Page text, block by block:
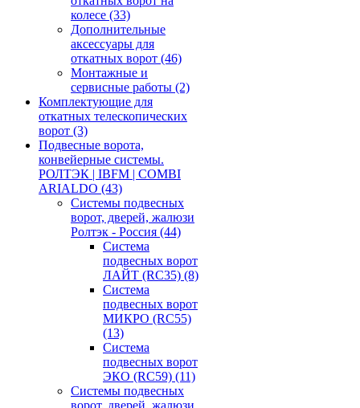
колесе (33)
Дополнительные
аксессуары для
откатных ворот (46)
Монтажные и
сервисные работы (2)
Комплектующие для
откатных телескопических
ворот (3)
Подвесные ворота,
конвейерные системы.
РОЛТЭК | IBFM | COMBI
ARIALDO (43)
Системы подвесных
ворот, дверей, жалюзи
Ролтэк - Россия (44)
Система
подвесных ворот
ЛАЙТ (RC35) (8)
Система
подвесных ворот
МИКРО (RC55)
(13)
Система
подвесных ворот
ЭКО (RC59) (11)
Системы подвесных
ворот, дверей, жалюзи